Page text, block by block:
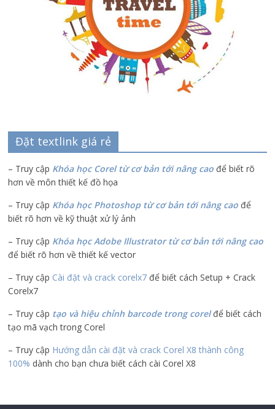
Đặt textlink giá rẻ
– Truy cập Khóa học Corel từ cơ bản tới nâng cao để biết rõ
hơn về môn thiết kế đồ họa
– Truy cập Khóa học Photoshop từ cơ bản tới nâng cao để
biết rõ hơn về kỹ thuật xử lý ảnh
– Truy cập Khóa học Adobe Illustratortừ cơ bản tới nâng cao
để biết rõ hơn về thiết kế vector
– Truy cập Cài đặt và crack corelx7 để biết cách Setup + Crack
Corelx7
– Truy cập tạo và hiệu chỉnh barcode trong corelđể biết cách
tạo mã vạch trong Corel
– Truy cập Hướng dẫn cài đặt và crack Corel X8 thành công
100% dành cho bạn chưa biết cách cài Corel X8